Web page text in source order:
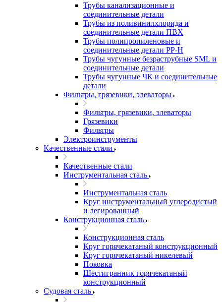
Трубы канализационные и
соединительные детали
Трубы из поливинилхлорида и
соединительные детали ПВХ
Трубы полипропиленовые и
соединительные детали PP-H
Трубы чугунные безраструбные SML и
соединительные детали
Трубы чугунные ЧК и соединительные
детали
Фильтры, грязевики, элеваторы
Фильтры, грязевики, элеваторы
Грязевики
Фильтры
Электроинструменты
Качественные стали
Качественные стали
Инструментальная сталь
Инструментальная сталь
Круг инструментальный углеродистый
и легированный
Конструкционная сталь
Конструкционная сталь
Круг горячекатаный конструкционный
Круг горячекатаный никелевый
Поковка
Шестигранник горячекатаный
конструкционный
Судовая сталь